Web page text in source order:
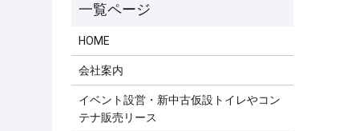
HOME
会社案内
イベント設営・新中古仮設トイレやコン
テナ販売リース